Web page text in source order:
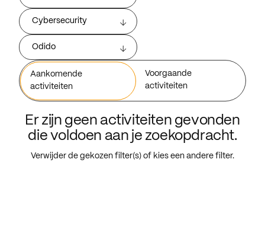
Cybersecurity
Odido
Aankomende
activiteiten
Voorgaande
activiteiten
Er zijn geen activiteiten gevonden
die voldoen aan je zoekopdracht.
Verwijder de gekozen filter(s) of kies een andere filter.